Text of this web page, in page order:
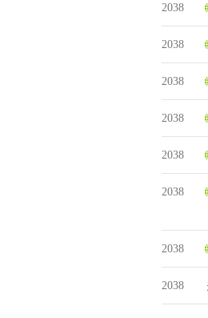
2038
2038
2038
2038
2038
2038
2038
2038